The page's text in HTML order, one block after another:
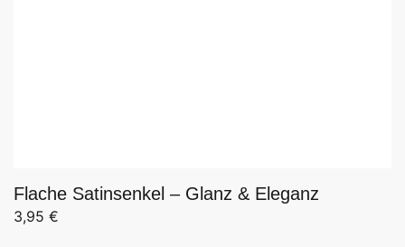
Flache Satinsenkel – Glanz & Eleganz
3,95 €